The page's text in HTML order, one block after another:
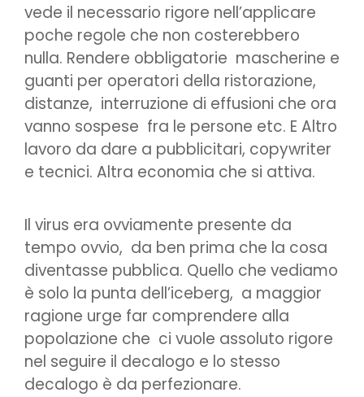
vede il necessario rigore nell’applicare
poche regole che non costerebbero
nulla. Rendere obbligatorie mascherine e
guanti per operatori della ristorazione,
distanze, interruzione di effusioni che ora
vanno sospese fra le persone etc. E Altro
lavoro da dare a pubblicitari, copywriter
e tecnici. Altra economia che si attiva.
Il virus era ovviamente presente da
tempo ovvio, da ben prima che la cosa
diventasse pubblica. Quello che vediamo
è solo la punta dell’iceberg, a maggior
ragione urge far comprendere alla
popolazione che ci vuole assoluto rigore
nel seguire il decalogo e lo stesso
decalogo è da perfezionare.